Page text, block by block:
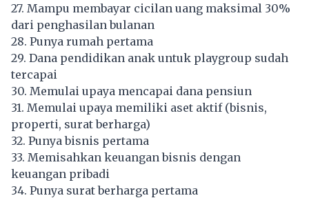
27. Mampu membayar cicilan uang maksimal 30%
dari penghasilan bulanan
28. Punya rumah pertama
29. Dana pendidikan anak untuk playgroup sudah
tercapai
30. Memulai upaya mencapai dana pensiun
31. Memulai upaya memiliki aset aktif (bisnis,
properti, surat berharga)
32. Punya bisnis pertama
33. Memisahkan keuangan bisnis dengan
keuangan pribadi
34. Punya surat berharga pertama